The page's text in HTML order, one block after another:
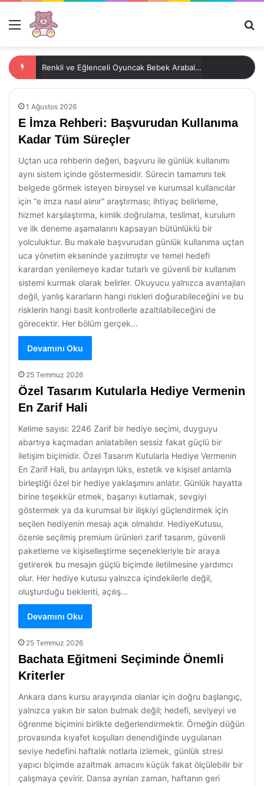
Menü
Renkli ve Eğlenceli Oyuncak Bebek Arabaları
1 Ağustos 2026
E İmza Rehberi: Başvurudan Kullanıma
Kadar Tüm Süreçler
Uçtan uca rehberin değeri, başvuru ile günlük kullanımı
aynı sistem içinde göstermesidir. Sürecin tamamını tek
belgede görmek isteyen bireysel ve kurumsal kullanıcılar
için “e imza nasıl alınır” araştırması; ihtiyaç belirleme,
hizmet karşılaştırma, kimlik doğrulama, teslimat, kurulum
ve ilk deneme aşamalarını kapsayan bütünlüklü bir
yolculuktur. Bu makale başvurudan günlük kullanıma uçtan
uca yönetim ekseninde yazılmıştır ve temel hedefi
karardan yenilemeye kadar tutarlı ve güvenli bir kullanım
sistemi kurmak olarak belirler. Okuyucu yalnızca avantajları
değil, yanlış kararların hangi riskleri doğurabileceğini ve bu
risklerin hangi basit kontrollerle azaltılabileceğini de
görecektir. Her bölüm gerçek…
Devamını Oku
25 Temmuz 2026
Özel Tasarım Kutularla Hediye Vermenin
En Zarif Hali
Kelime sayısı: 2246 Zarif bir hediye seçimi, duyguyu
abartıya kaçmadan anlatabilen sessiz fakat güçlü bir
iletişim biçimidir. Özel Tasarım Kutularla Hediye Vermenin
En Zarif Hali, bu anlayışın lüks, estetik ve kişisel anlamla
birleştiği özel bir hediye yaklaşımını anlatır. Günlük hayatta
birine teşekkür etmek, başarıyı kutlamak, sevgiyi
göstermek ya da kurumsal bir ilişkiyi güçlendirmek için
seçilen hediyenin mesajı açık olmalıdır. HediyeKutusu,
özenle seçilmiş premium ürünleri zarif tasarım, güvenli
paketleme ve kişiselleştirme seçenekleriyle bir araya
getirerek bu mesajın güçlü biçimde iletilmesine yardımcı
olur. Her hediye kutusu yalnızca içindekilerle değil,
oluşturduğu beklenti, açılış…
Devamını Oku
25 Temmuz 2026
Bachata Eğitmeni Seçiminde Önemli
Kriterler
Ankara dans kursu arayışında olanlar için doğru başlangıç,
yalnızca yakın bir salon bulmak değil; hedefi, seviyeyi ve
öğrenme biçimini birlikte değerlendirmektir. Örneğin düğün
provasında kıyafet koşulları denendiğinde uygulanan
seviye hedefini haftalık notlarla izlemek, günlük stresi
yapıcı biçimde azaltmak amacını küçük fakat ölçülebilir bir
çalışmaya çevirir. Dansa ayrılan zaman, haftanın geri